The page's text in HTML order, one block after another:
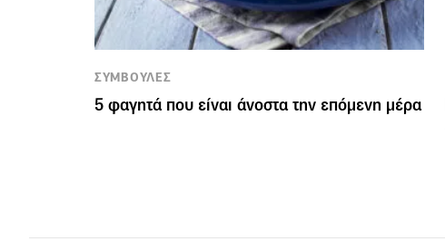
ΣΥΜΒΟΥΛΕΣ
5 φαγητά που είναι άνοστα την επόμενη μέρα